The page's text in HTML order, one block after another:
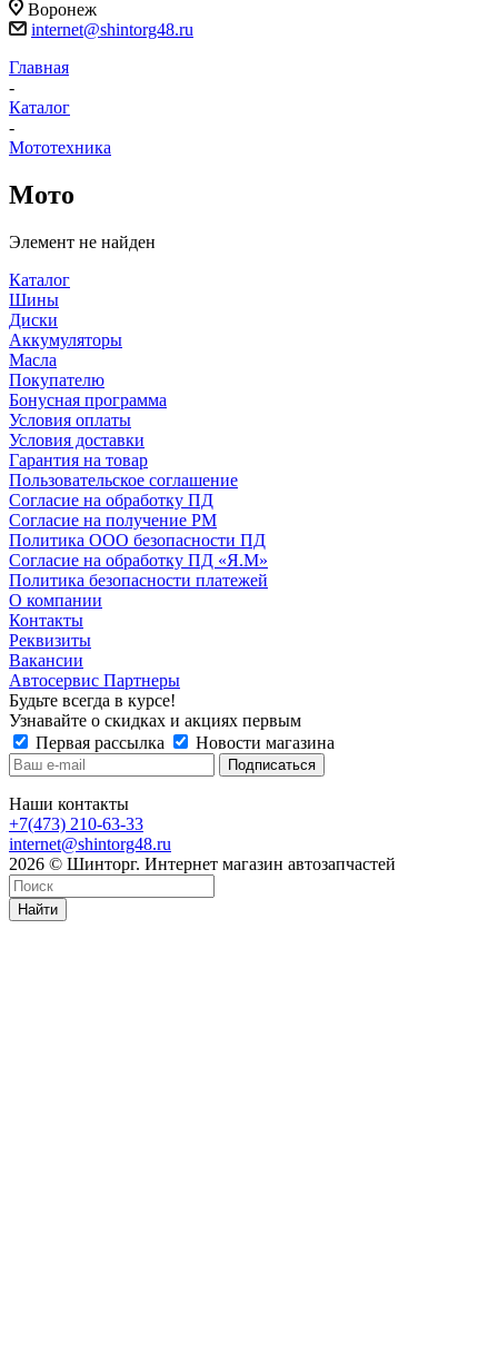
Воронеж
internet@shintorg48.ru
Главная
-
Каталог
-
Мототехника
Мото
Элемент не найден
Каталог
Шины
Диски
Аккумуляторы
Масла
Покупателю
Бонусная программа
Условия оплаты
Условия доставки
Гарантия на товар
Пользовательское соглашение
Согласие на обработку ПД
Согласие на получение РМ
Политика ООО безопасности ПД
Согласие на обработку ПД «Я.М»
Политика безопасности платежей
О компании
Контакты
Реквизиты
Вакансии
Автосервис Партнеры
Будьте всегда в курсе!
Узнавайте о скидках и акциях первым
Первая рассылка
Новости магазина
Наши контакты
+7(473) 210-63-33
internet@shintorg48.ru
2026 © Шинторг. Интернет магазин автозапчастей
Найти